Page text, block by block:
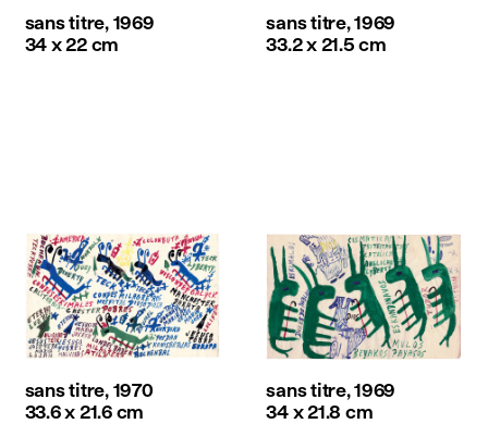
sans titre, 1969
34 x 22 cm
sans titre, 1969
33.2 x 21.5 cm
sans titre, 1970
33.6 x 21.6 cm
sans titre, 1969
34 x 21.8 cm